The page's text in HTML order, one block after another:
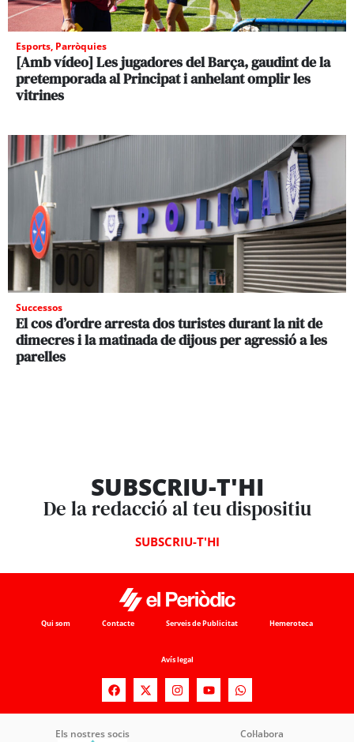
Esports, Parròquies
[Amb vídeo] Les jugadores del Barça, gaudint de la
pretemporada al Principat i anhelant omplir les
vitrines
Successos
El cos d’ordre arresta dos turistes durant la nit de
dimecres i la matinada de dijous per agressió a les
parelles
SUBSCRIU-T'HI
De la redacció al teu dispositiu
SUBSCRIU-T'HI
Qui som Contacte Serveis de Publicitat Hemeroteca
Avís legal
Els nostres socis Col·labora